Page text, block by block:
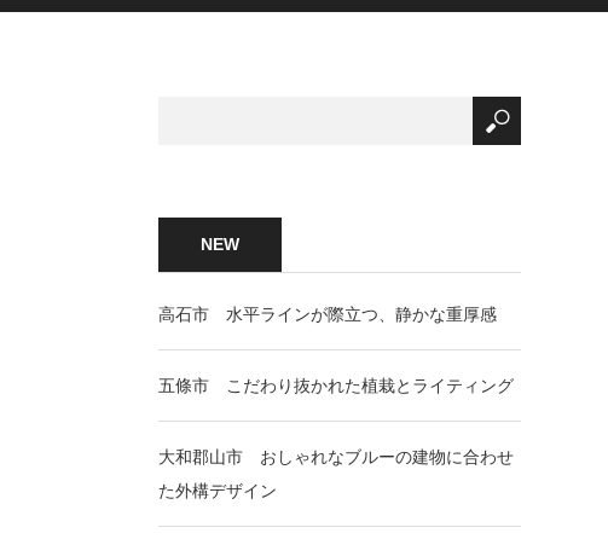
NEW
高石市 水平ラインが際立つ、静かな重厚感
五條市 こだわり抜かれた植栽とライティング
大和郡山市 おしゃれなブルーの建物に合わせ
た外構デザイン